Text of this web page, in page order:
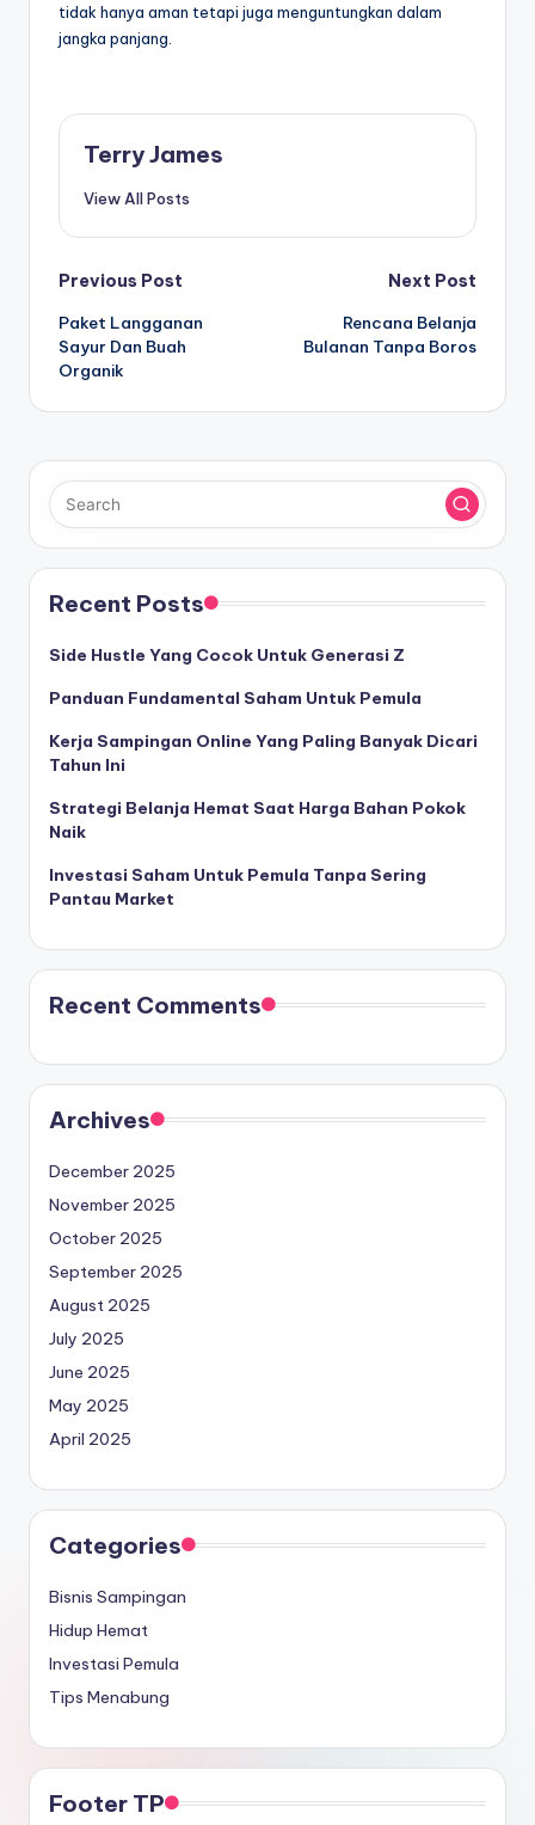
tidak hanya aman tetapi juga menguntungkan dalam
jangka panjang.
Terry James
View All Posts
Post
navigation
Previous Post
Paket Langganan
Sayur Dan Buah
Organik
Next Post
Rencana Belanja
Bulanan Tanpa Boros
Recent Posts
Side Hustle Yang Cocok Untuk Generasi Z
Panduan Fundamental Saham Untuk Pemula
Kerja Sampingan Online Yang Paling Banyak Dicari
Tahun Ini
Strategi Belanja Hemat Saat Harga Bahan Pokok
Naik
Investasi Saham Untuk Pemula Tanpa Sering
Pantau Market
Recent Comments
Archives
December 2025
November 2025
October 2025
September 2025
August 2025
July 2025
June 2025
May 2025
April 2025
Categories
Bisnis Sampingan
Hidup Hemat
Investasi Pemula
Tips Menabung
Footer TP